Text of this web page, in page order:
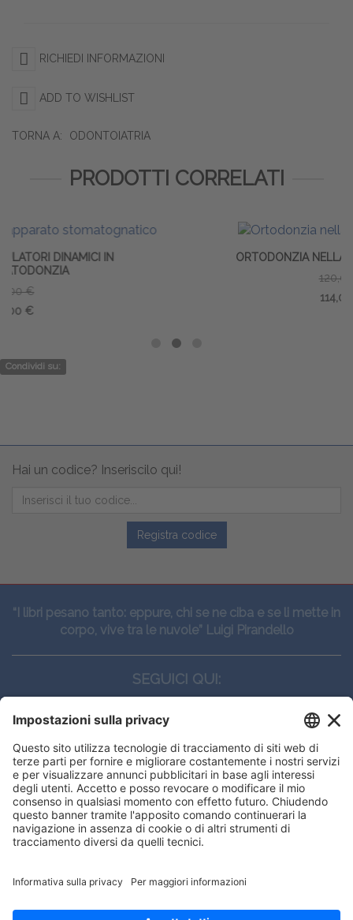
RICHIEDI INFORMAZIONI
ADD TO WISHLIST
TORNA A: ODONTOIATRIA
PRODOTTI CORRELATI
ORTODONZIA NELLA DENTIZIONE MISTA
Condividi su:
Hai un codice? Inseriscilo qui!
Registra codice
“I libri pesano tanto: eppure, chi se ne ciba e se li mette in
corpo, vive tra le nuvole” Luigi Pirandello
SEGUICI QUI:
CONTATTI
Edi.Ermes srl
Viale E. Forlanini, 21 - 20134, Milano
(+39)027021121
E-mail:eeinfo@eenet.it
ORARI
Lunedì — Giovedì: - 08:30 - 13:00 – 14:00 - 17:30
offrirti la migliore navigazione